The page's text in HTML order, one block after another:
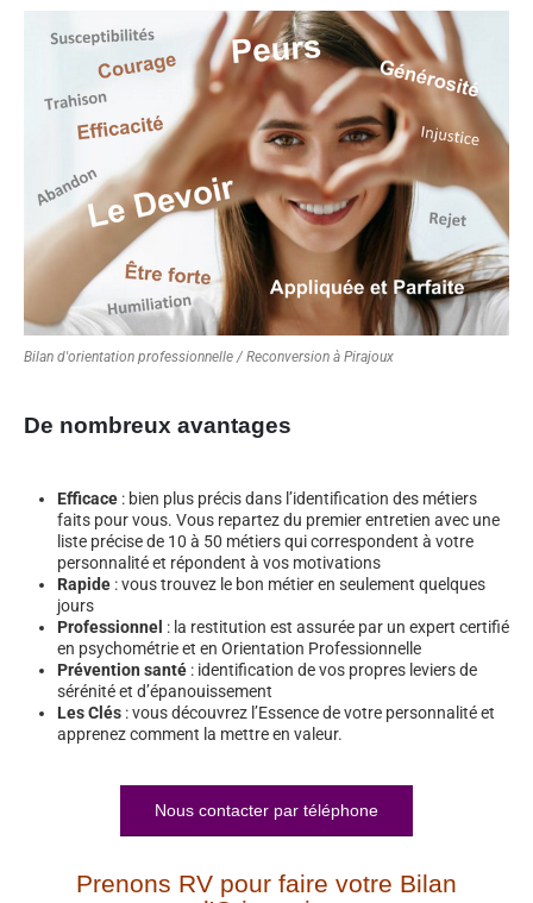
Bilan d'orientation professionnelle / Reconversion à Pirajoux
De nombreux avantages
Efficace : bien plus précis dans l’identification des métiers
faits pour vous. Vous repartez du premier entretien avec une
liste précise de 10 à 50 métiers qui correspondent à votre
personnalité et répondent à vos motivations
Rapide : vous trouvez le bon métier en seulement quelques
jours
Professionnel : la restitution est assurée par un expert certifié
en psychométrie et en Orientation Professionnelle
Prévention santé : identification de vos propres leviers de
sérénité et d’épanouissement
Les Clés : vous découvrez l’Essence de votre personnalité et
apprenez comment la mettre en valeur.
Nous contacter par téléphone
Prenons RV pour faire votre Bilan